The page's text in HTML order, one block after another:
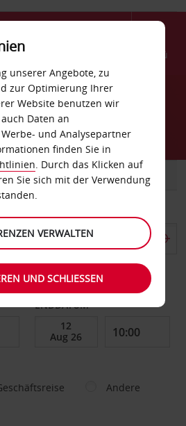
Menü
Lardos
TRANSPORTER
auswählen
ENDDATUM
Andere
unserer Angebote, zu
zur Optimierung Ihrer
Website benutzen wir
Daten an
und Analysepartner
finden Sie in
. Durch das Klicken auf
Sie sich mit der Verwendung
VERWALTEN
UND SCHLIESSEN